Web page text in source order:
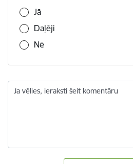
Jā
Daļēji
Nē
Ja vēlies, ieraksti šeit komentāru